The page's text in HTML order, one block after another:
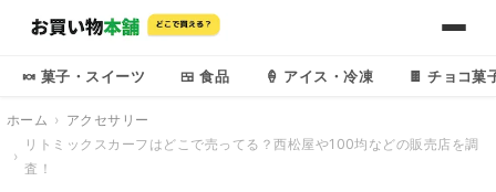
🍬 菓子・スイーツ 🍱 食品 🍦 アイス・冷凍 🍫 チョコ菓
ホーム
アクセサリー
リトミックスカーフはどこで売ってる？西松屋や100均などの販売店を調
査！